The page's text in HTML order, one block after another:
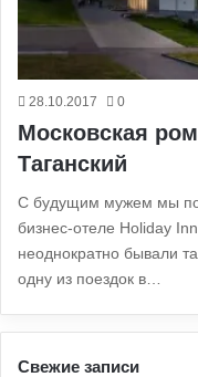
28.10.2017 0
Московская
Таганский
С будущим мужем мы
бизнес-отеле Holiday
неоднократно бывали
одну из поездок в…
Свежие записи